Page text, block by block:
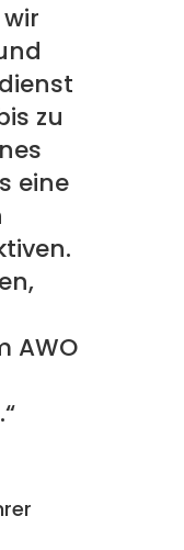
zu
eine
AWO